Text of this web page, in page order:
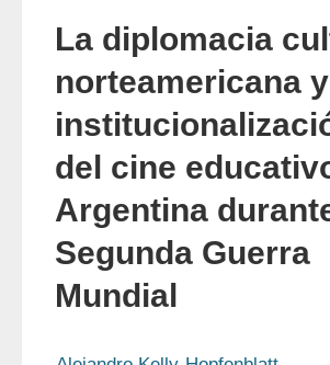
La diplomacia
norteamericana
del cine
Argentina
Segunda Guerra
Mundial